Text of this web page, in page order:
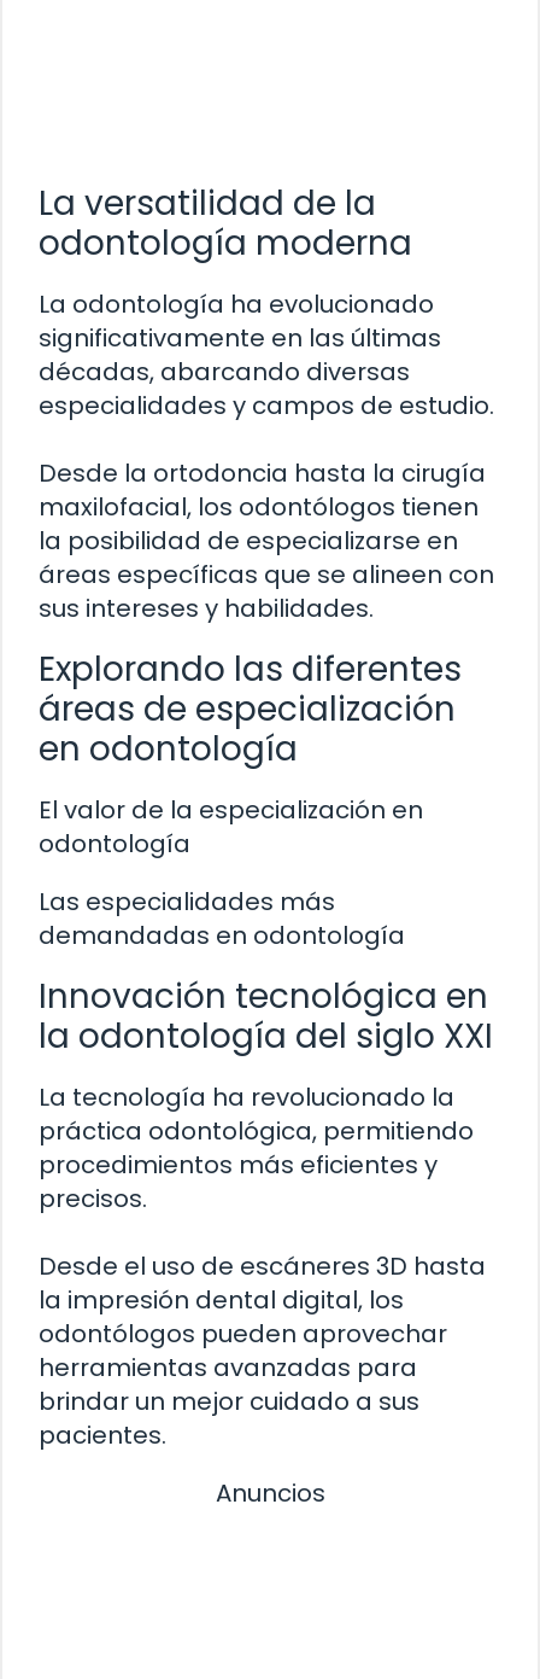
La versatilidad de la
odontología moderna
La odontología ha evolucionado
significativamente en las últimas
décadas, abarcando diversas
especialidades y campos de estudio.
Desde la ortodoncia hasta la cirugía
maxilofacial, los odontólogos tienen
la posibilidad de especializarse en
áreas específicas que se alineen con
sus intereses y habilidades.
Explorando las diferentes
áreas de especialización
en odontología
El valor de la especialización en
odontología
Las especialidades más
demandadas en odontología
Innovación tecnológica en
la odontología del siglo XXI
La tecnología ha revolucionado la
práctica odontológica, permitiendo
procedimientos más eficientes y
precisos.
Desde el uso de escáneres 3D hasta
la impresión dental digital, los
odontólogos pueden aprovechar
herramientas avanzadas para
brindar un mejor cuidado a sus
pacientes.
Anuncios